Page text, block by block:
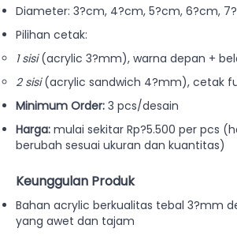
Diameter: 3?cm, 4?cm, 5?cm, 6?cm,
Pilihan cetak:
1 sisi(acrylic 3?mm), warna depan +
2 sisi(acrylic sandwich 4?mm), cetak
Minimum Order: 3 pcs/desain
Harga: mulai sekitar Rp?5.500 per pcs
berubah sesuai ukuran dan kuantitas)
Keunggulan Produk
Bahan acrylic berkualitas tebal 3?mm
yang awet dan tajam